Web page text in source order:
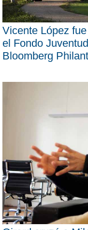
Vicente López
el Fondo
Bloomberg